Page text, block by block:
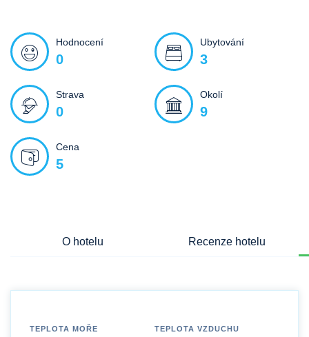
Hodnocení
0
Ubytování
3
Strava
0
Okolí
9
Cena
5
O hotelu Recenze hotelu
TEPLOTA MOŘE TEPLOTA VZDUCHU